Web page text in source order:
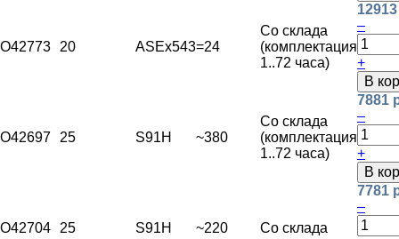
O42773 20 ASEx543=24
Со склада
(комплектация
1..72 часа)
–
+
В
O42697 25 S91H ~380
Со склада
(комплектация
1..72 часа)
7881
–
+
В
O42704 25 S91H ~220 Со склада
7781
–